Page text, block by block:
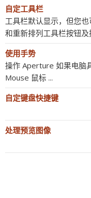
自定工具栏
工具栏默认显示，但您
和重新排列工具栏按钮及
使用手势
操作 Aperture 如果电脑
Mouse 鼠标 ...
自定键盘快捷键
处理预览图像